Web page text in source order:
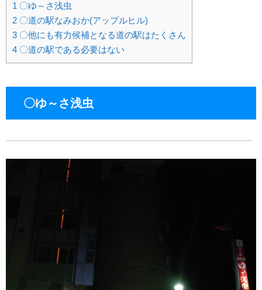
1 〇ゆ～さ浅虫
2 〇道の駅なみおか(アップルヒル)
3 〇他にも有力候補となる道の駅はたくさん
4 〇道の駅である必要はない
〇ゆ～さ浅虫